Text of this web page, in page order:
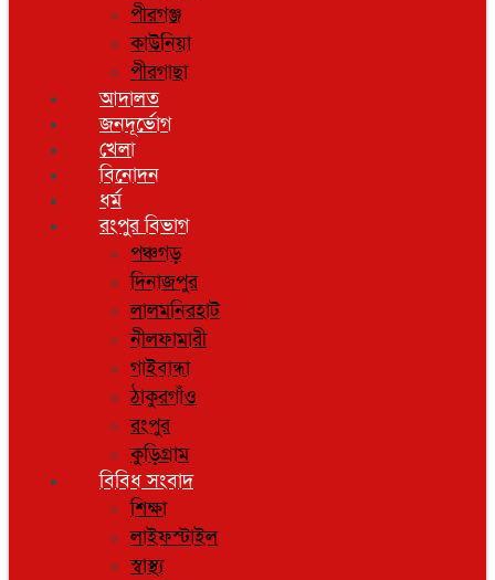
পীরগঞ্জ
কাউনিয়া
পীরগাছা
আদালত
জনদূর্ভোগ
খেলা
বিনোদন
ধর্ম
রংপুর বিভাগ
পঞ্চগড়
দিনাজপুর
লালমনিরহাট
নীলফামারী
গাইবান্ধা
ঠাকুরগাঁও
রংপুর
কুড়িগ্রাম
বিবিধ সংবাদ
শিক্ষা
লাইফস্টাইল
স্বাস্থ্য